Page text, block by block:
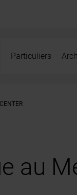
Particuliers
au